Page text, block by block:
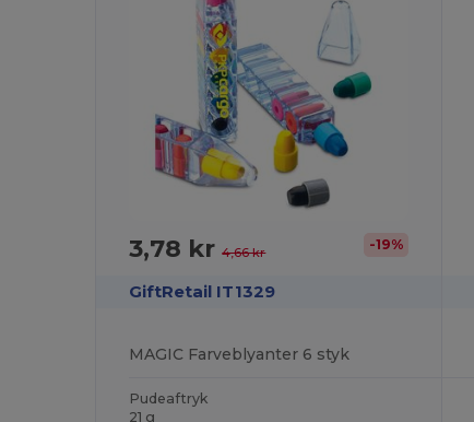
3,78 kr4,66 kr -19%
GiftRetail IT1329
MAGIC Farveblyanter 6 styk
Pudeaftryk
21 g